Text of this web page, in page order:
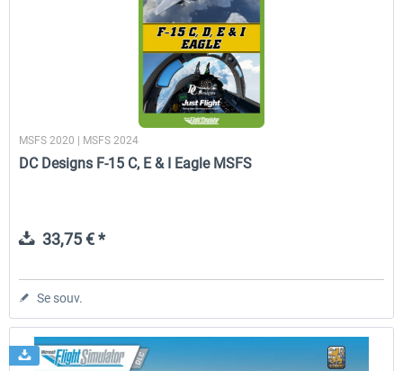
MSFS 2020 | MSFS 2024
DC Designs F-15 C, E & I Eagle MSFS
33,75 € *
Se souv.